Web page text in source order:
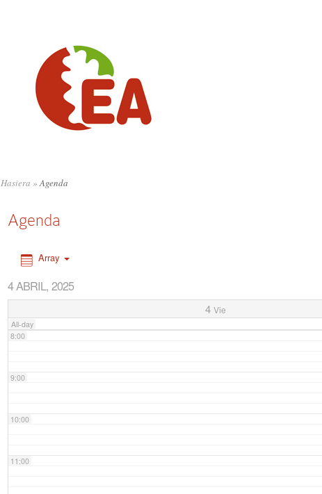
Hasiera »Agenda
Agenda
Array
4 ABRIL, 2025
4 Vie
All-day
6:00
8:00
9:00
10:00
11:00